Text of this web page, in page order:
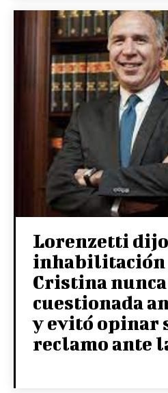
Lorenzetti
inhabilitación
Cristina
cuestionada
y evitó opinar
reclamo ante